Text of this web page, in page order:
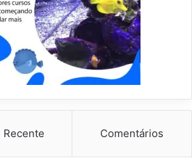
Recente Comentários